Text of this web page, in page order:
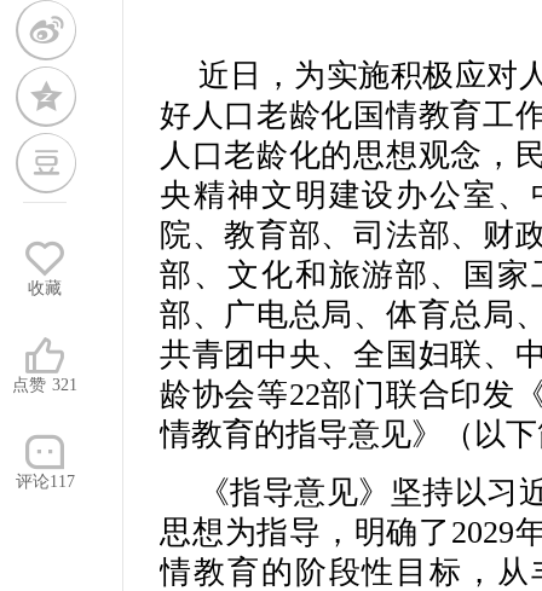
收藏
点赞 321
评论117
近日，为实施积极应对
好人口老龄化国情教育工
人口老龄化的思想观念，
央精神文明建设办公室
院、教育部、司法部、财
部、文化和旅游部、国
部、广电总局、体育总局
共青团中央、全国妇联、
龄协会等22部门联合印发
情教育的指导意见》（以
《指导意见》坚持以习
思想为指导，明确了2029
情教育的阶段性目标，